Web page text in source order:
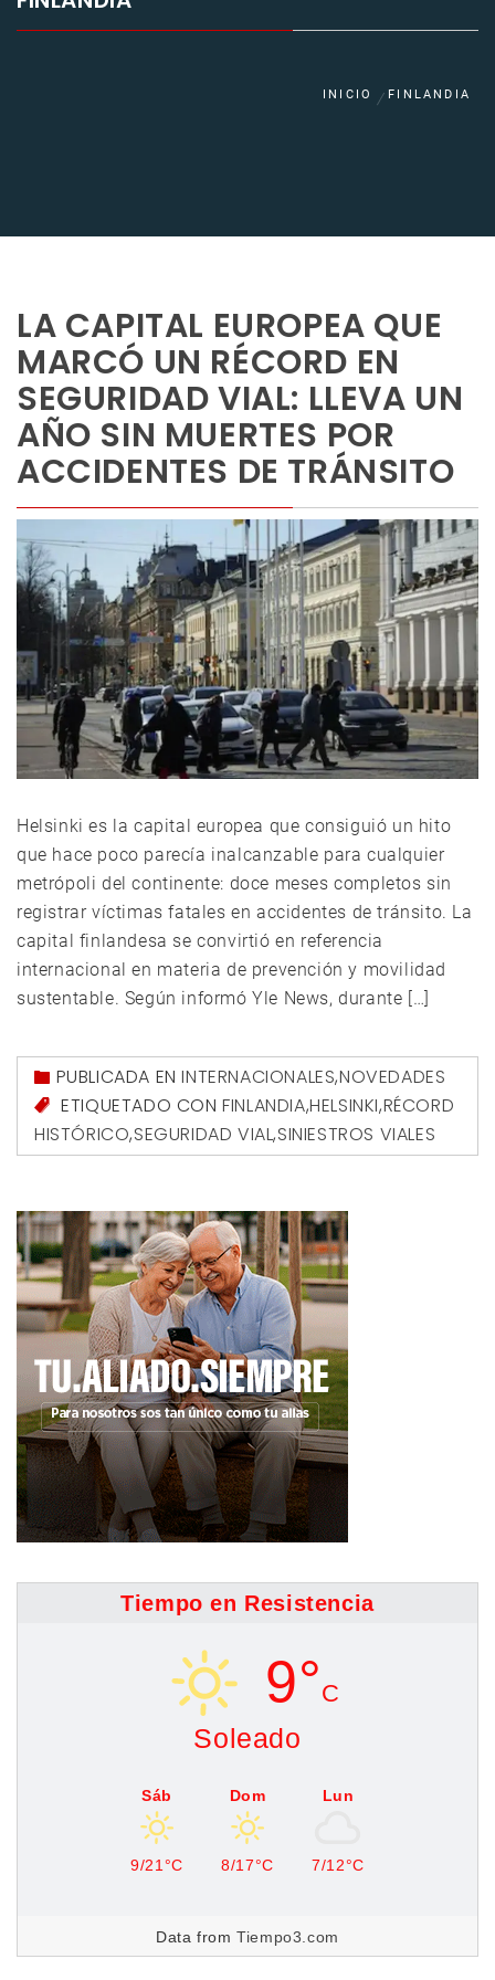
INICIO FINLANDIA
LA CAPITAL EUROPEA QUE
MARCÓ UN RÉCORD EN
SEGURIDAD VIAL: LLEVA UN
AÑO SIN MUERTES POR
ACCIDENTES DE TRÁNSITO
Helsinki es la capital europea que consiguió un hito
que hace poco parecía inalcanzable para cualquier
metrópoli del continente: doce meses completos sin
registrar víctimas fatales en accidentes de tránsito. La
capital finlandesa se convirtió en referencia
internacional en materia de prevención y movilidad
sustentable. Según informó Yle News, durante […]
PUBLICADA ENINTERNACIONALES,NOVEDADES
ETIQUETADO CONFINLANDIA,HELSINKI,RÉCORD
HISTÓRICO,SEGURIDAD VIAL,SINIESTROS VIALES
Tiempo en Resistencia
9°C
Soleado
Sáb
9/21°C
Dom
8/17°C
Lun
7/12°C
Data fromTiempo3.com